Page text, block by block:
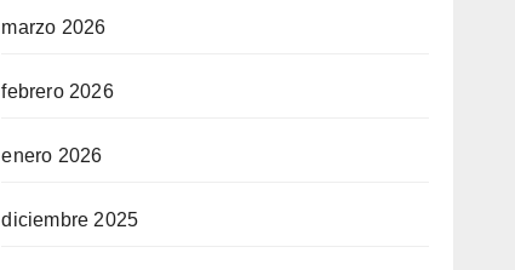
marzo 2026
febrero 2026
enero 2026
diciembre 2025